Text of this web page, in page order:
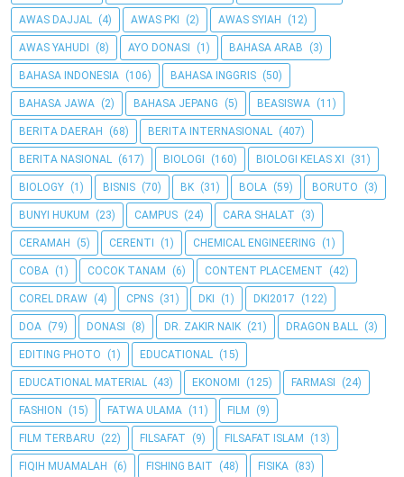
AWAS DAJJAL (4) AWAS PKI (2) AWAS SYIAH (12)
AWAS YAHUDI (8) AYO DONASI (1) BAHASA ARAB (3)
BAHASA INDONESIA (106) BAHASA INGGRIS (50)
BAHASA JAWA (2) BAHASA JEPANG (5) BEASISWA (11)
BERITA DAERAH (68) BERITA INTERNASIONAL (407)
BERITA NASIONAL (617) BIOLOGI (160) BIOLOGI KELAS XI (31)
BIOLOGY (1) BISNIS (70) BK (31) BOLA (59) BORUTO (3)
BUNYI HUKUM (23) CAMPUS (24) CARA SHALAT (3)
CERAMAH (5) CERENTI (1) CHEMICAL ENGINEERING (1)
COBA (1) COCOK TANAM (6) CONTENT PLACEMENT (42)
COREL DRAW (4) CPNS (31) DKI (1) DKI2017 (122)
DOA (79) DONASI (8) DR. ZAKIR NAIK (21) DRAGON BALL (3)
EDITING PHOTO (1) EDUCATIONAL (15)
EDUCATIONAL MATERIAL (43) EKONOMI (125) FARMASI (24)
FASHION (15) FATWA ULAMA (11) FILM (9)
FILM TERBARU (22) FILSAFAT (9) FILSAFAT ISLAM (13)
FIQIH MUAMALAH (6) FISHING BAIT (48) FISIKA (83)